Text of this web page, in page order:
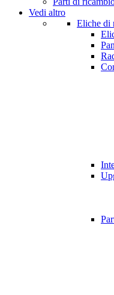
Vedi altro
Eliche di